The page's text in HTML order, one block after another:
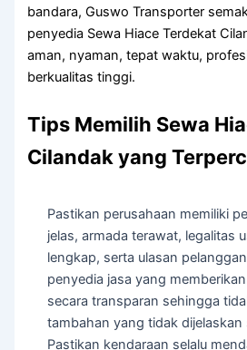
bandara, Guswo Transporter
penyedia Sewa Hiace Terdekat
aman, nyaman, tepat waktu,
berkualitas tinggi.
Tips Memilih Sewa
Cilandak yang
Pastikan perusahaan memiliki
jelas, armada terawat, legalitas
lengkap, serta ulasan
penyedia jasa yang
secara transparan sehingga
tambahan yang tidak dijelaskan
Pastikan kendaraan selalu